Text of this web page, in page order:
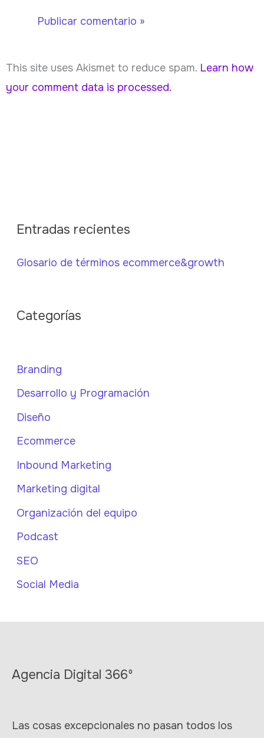
This site uses Akismet to reduce spam. Learn how
your comment data is processed.
Entradas recientes
Glosario de términos ecommerce&growth
Categorías
Branding
Desarrollo y Programación
Diseño
Ecommerce
Inbound Marketing
Marketing digital
Organización del equipo
Podcast
SEO
Social Media
Agencia Digital 366º
Las cosas excepcionales no pasan todos los